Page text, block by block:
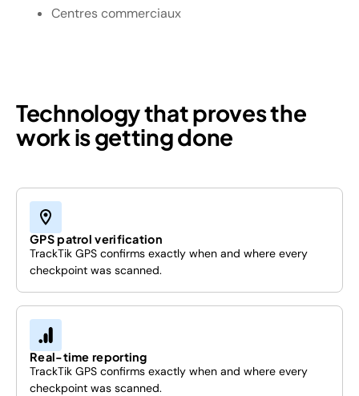
Centres commerciaux
Technology that proves the
work is getting done
GPS patrol verification
TrackTik GPS confirms exactly when and where every
checkpoint was scanned.
Real-time reporting
TrackTik GPS confirms exactly when and where every
checkpoint was scanned.